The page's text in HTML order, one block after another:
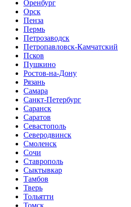
Оренбург
Орск
Пенза
Пермь
Петрозаводск
Петропавловск-Камчатский
Псков
Пушкино
Ростов-на-Дону
Рязань
Самара
Санкт-Петербург
Саранск
Саратов
Севастополь
Северодвинск
Смоленск
Сочи
Ставрополь
Сыктывкар
Тамбов
Тверь
Тольятти
Томск